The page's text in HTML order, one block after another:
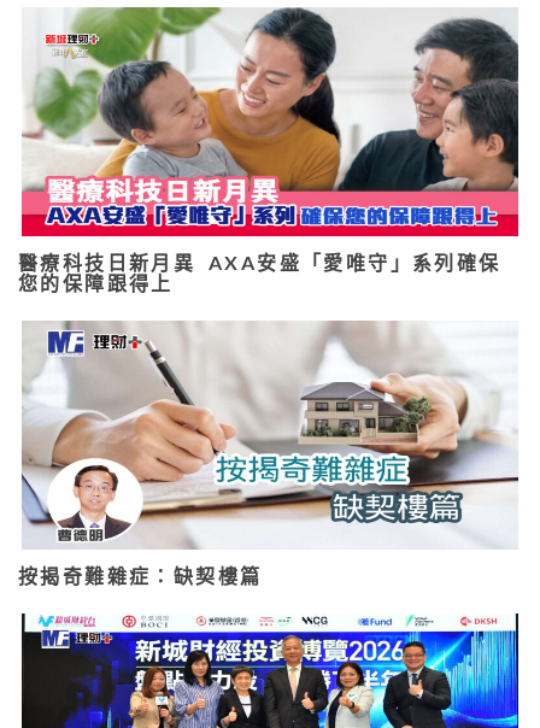
醫療科技日新月異 AXA安盛「愛唯守」系列確保
您的保障跟得上
按揭奇難雜症：缺契樓篇